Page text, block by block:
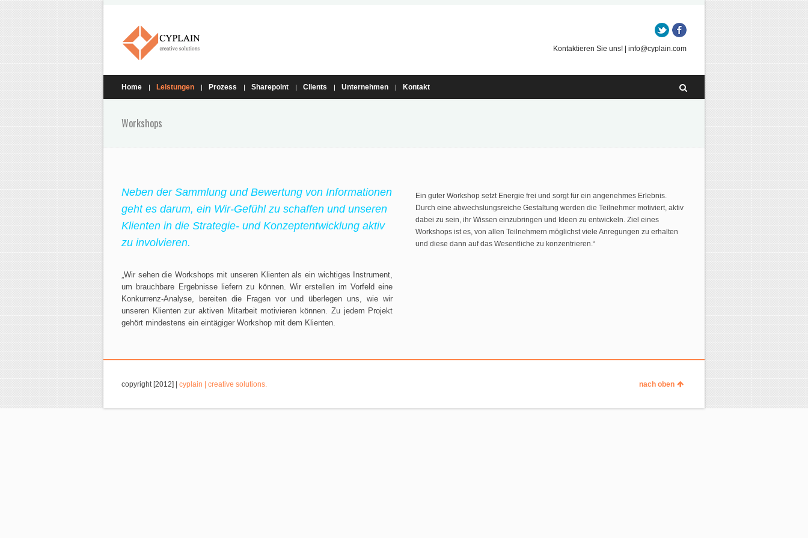
Twitter
Kontaktieren Sie uns! | info@cyplain.com
Home Leistungen Prozess Sharepoint Clients Unternehmen Kontakt
Workshops
Neben der Sammlung und Bewertung von Informationen
geht es darum, ein Wir-Gefühl zu schaffen und unseren
Klienten in die Strategie- und Konzeptentwicklung aktiv
zu involvieren.
„Wir sehen die Workshops mit unseren Klienten als ein wichtiges Instrument,
um brauchbare Ergebnisse liefern zu können. Wir erstellen im Vorfeld eine
Konkurrenz-Analyse, bereiten die Fragen vor und überlegen uns, wie wir
unseren Klienten zur aktiven Mitarbeit motivieren können. Zu jedem Projekt
gehört mindestens ein eintägiger Workshop mit dem Klienten.
Ein guter Workshop setzt Energie frei und sorgt für ein angenehmes Erlebnis.
Durch eine abwechslungsreiche Gestaltung werden die Teilnehmer motiviert, aktiv
dabei zu sein, ihr Wissen einzubringen und Ideen zu entwickeln. Ziel eines
Workshops ist es, von allen Teilnehmern möglichst viele Anregungen zu erhalten
und diese dann auf das Wesentliche zu konzentrieren.“
copyright [2012] | cyplain | creative solutions. nach oben